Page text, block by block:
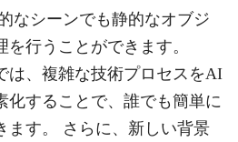
なシーンでも静的なオブジ
行うことができます。
は、複雑な技術プロセスをAI
化することで、誰でも簡単に
ます。 さらに、新しい背景